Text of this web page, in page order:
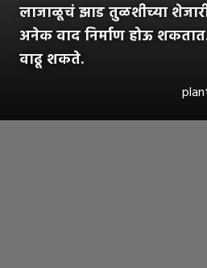
लाजाळूचं झाड तुळशीच्या
अनेक वाद निर्माण होऊ
वाढू शकते.